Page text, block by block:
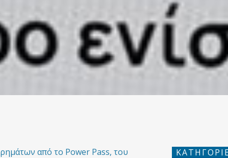
από το Power Pass, του